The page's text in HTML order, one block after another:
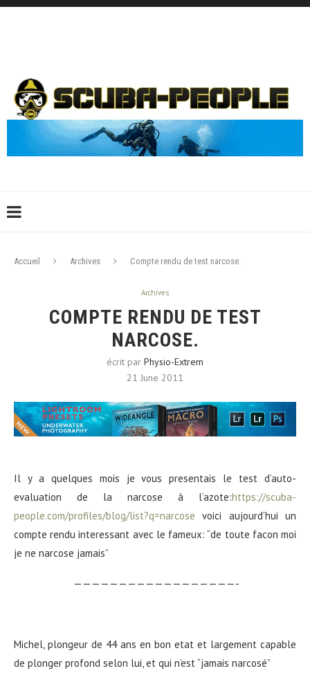
Accueil Archives Compte rendu de test narcose.
Archives
COMPTE RENDU DE TEST
NARCOSE.
écrit par Physio-Extrem
21 June 2011
Il y a quelques mois je vous presentais le test d’auto-
evaluation de la narcose à l’azote:https://scuba-
people.com/profiles/blog/list?q=narcose voici aujourd’hui un
compte rendu interessant avec le fameux: “de toute facon moi
je ne narcose jamais”
——————————————————-
Michel, plongeur de 44 ans en bon etat et largement capable
de plonger profond selon lui, et qui n’est “jamais narcosé”